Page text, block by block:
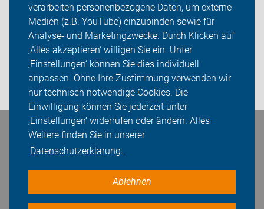
verarbeiten personenbezogene Daten, um externe
Medien (z.B. YouTube) einzubinden sowie für
Analyse- und Marketingzwecke. Durch Klicken auf
‚Alles akzeptieren‘ willigen Sie ein. Unter
‚Einstellungen‘ können Sie dies individuell
anpassen. Ohne Ihre Zustimmung verwenden wir
nur technisch notwendige Cookies. Die
Einwilligung können Sie jederzeit unter
‚Einstellungen‘ widerrufen oder ändern. Alles
Weitere finden Sie in unserer
Datenschutzerklärung.
Ablehnen
Presse
ADFC Lippe
Sei dabei
Login
Bleiben Sie in Kontakt